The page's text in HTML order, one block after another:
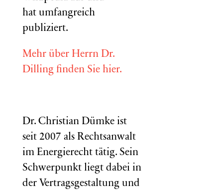
hat umfangreich
publiziert.
Mehr über Herrn Dr.
Dilling finden Sie hier.
Dr. Christian Dümke ist
seit 2007 als Rechtsanwalt
im Energierecht tätig. Sein
Schwerpunkt liegt dabei in
der Vertragsgestaltung und